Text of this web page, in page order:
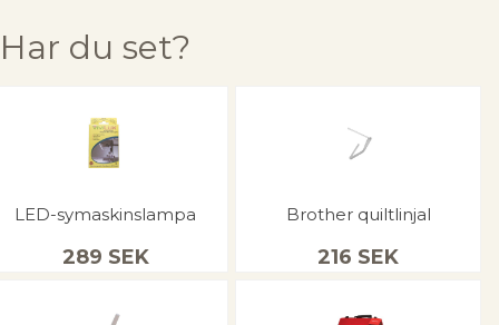
Har du set?
LED-symaskinslampa
289 SEK
Brother quiltlinjal
216 SEK